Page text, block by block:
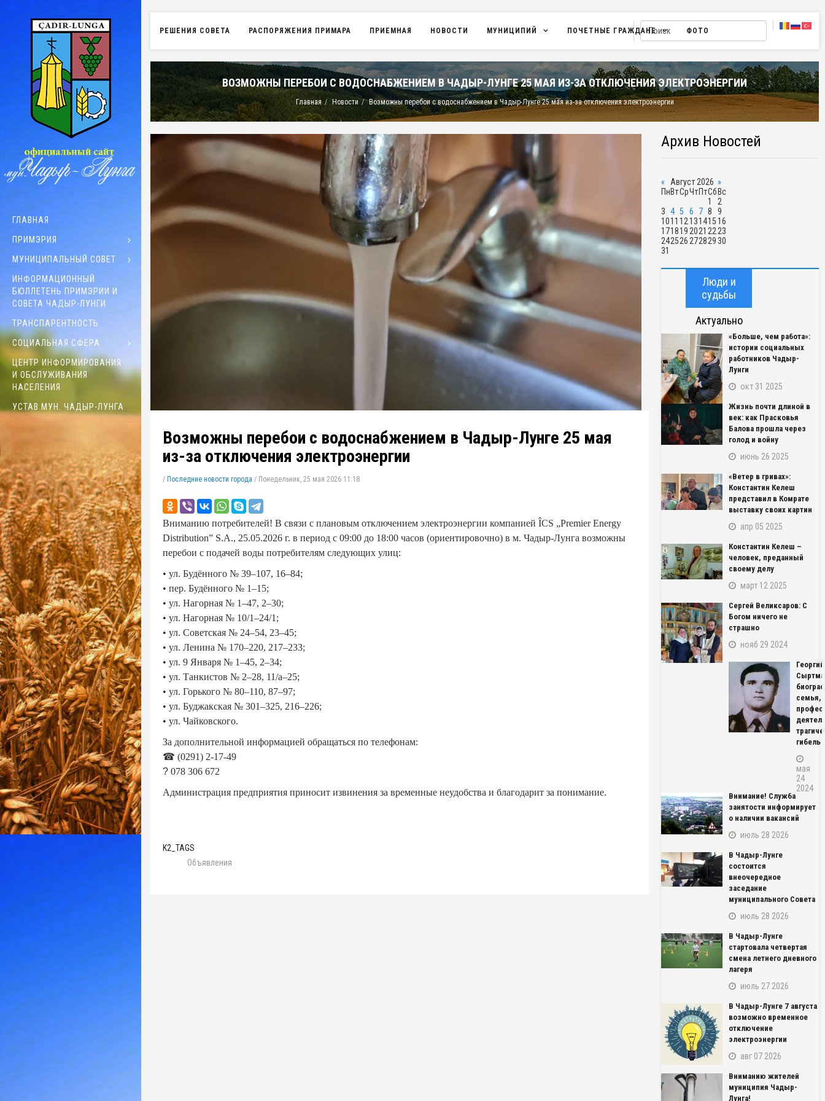
ГЛАВНАЯ
ПРИМЭРИЯ
МУНИЦИПАЛЬНЫЙ СОВЕТ
ИНФОРМАЦИОННЫЙ
БЮЛЛЕТЕНЬ ПРИМЭРИИ И
СОВЕТА ЧАДЫР-ЛУНГИ
ТРАНСПАРЕНТНОСТЬ
СОЦИАЛЬНАЯ СФЕРА
ЦЕНТР ИНФОРМИРОВАНИЯ
И ОБСЛУЖИВАНИЯ
НАСЕЛЕНИЯ
УСТАВ МУН. ЧАДЫР-ЛУНГА
РЕШЕНИЯ СОВЕТА РАСПОРЯЖЕНИЯ ПРИМАРА ПРИЕМНАЯ НОВОСТИ МУНИЦИПИЙ ПОЧЕТНЫЕ ГРАЖДАНЕ ФОТО
ВОЗМОЖНЫ ПЕРЕБОИ С ВОДОСНАБЖЕНИЕМ В ЧАДЫР-ЛУНГЕ 25 МАЯ ИЗ-ЗА ОТКЛЮЧЕНИЯ ЭЛЕКТРОЭНЕРГИИ
Главная Новости Возможны перебои с водоснабжением в Чадыр-Лунге 25 мая из-за отключения электроэнергии
Возможны перебои с водоснабжением в Чадыр-Лунге 25 мая
из-за отключения электроэнергии
/ Последние новости города / Понедельник, 25 мая 2026 11:18
Вниманию потребителей! В связи с плановым отключением электроэнергии компанией ÎCS „Premier Energy
Distribution” S.A., 25.05.2026 г. в период с 09:00 до 18:00 часов (ориентировочно) в м. Чадыр-Лунга возможны
перебои с подачей воды потребителям следующих улиц:
• ул. Будённого № 39–107, 16–84;
• пер. Будённого № 1–15;
• ул. Нагорная № 1–47, 2–30;
• ул. Нагорная № 10/1–24/1;
• ул. Советская № 24–54, 23–45;
• ул. Ленина № 170–220, 217–233;
• ул. 9 Января № 1–45, 2–34;
• ул. Танкистов № 2–28, 11/а–25;
• ул. Горького № 80–110, 87–97;
• ул. Буджакская № 301–325, 216–226;
• ул. Чайковского.
За дополнительной информацией обращаться по телефонам:
☎ (0291) 2-17-49
? 078 306 672
Администрация предприятия приносит извинения за временные неудобства и благодарит за понимание.
K2_TAGS
Объявления
Архив Новостей
« Август 2026 »
ПнВтСрЧт ПтСб Вс
1
2
3 4 5 6 7 8
9
1011 1213141516
171819 2021 22 23
242526 27282930
31
Люди и
судьбы
Актуально
«Больше, чем работа»:
истории социальных
работников Чадыр-
Лунги
окт 31 2025
Жизнь почти длиной в
век: как Прасковья
Балова прошла через
голод и войну
июнь 26 2025
«Ветер в гривах»:
Константин Келеш
представил в Комрате
выставку своих картин
апр 05 2025
Константин Келеш –
человек, преданный
своему делу
март 12 2025
Сергей Великсаров: С
Богом ничего не
страшно
нояб 29 2024
Георгий
семья,
гибель
мая
24
2024
Внимание! Служба
занятости информирует
о наличии вакансий
июль 28 2026
В Чадыр-Лунге
состоится
внеочередное
заседание
муниципального Совета
июль 28 2026
В Чадыр-Лунге
стартовала четвертая
смена летнего дневного
лагеря
июль 27 2026
В Чадыр-Лунге 7 августа
возможно временное
отключение
электроэнергии
авг 07 2026
Вниманию жителей
муниципия Чадыр-
Лунга!
NAME_SOCIAL_FACEBOOK
NAME_SOCIAL_GOOGLE